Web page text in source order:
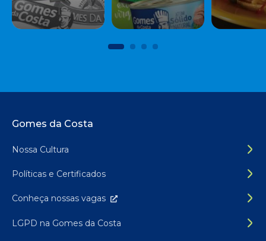
Rodapé do site
Gomes da Costa
Nossa Cultura
Políticas e Certificados
Conheça nossas vagas
LGPD na Gomes da Costa